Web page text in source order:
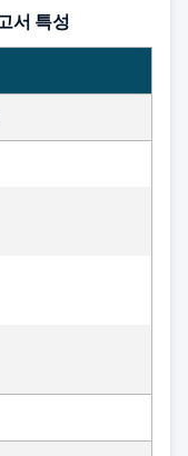
서 특성